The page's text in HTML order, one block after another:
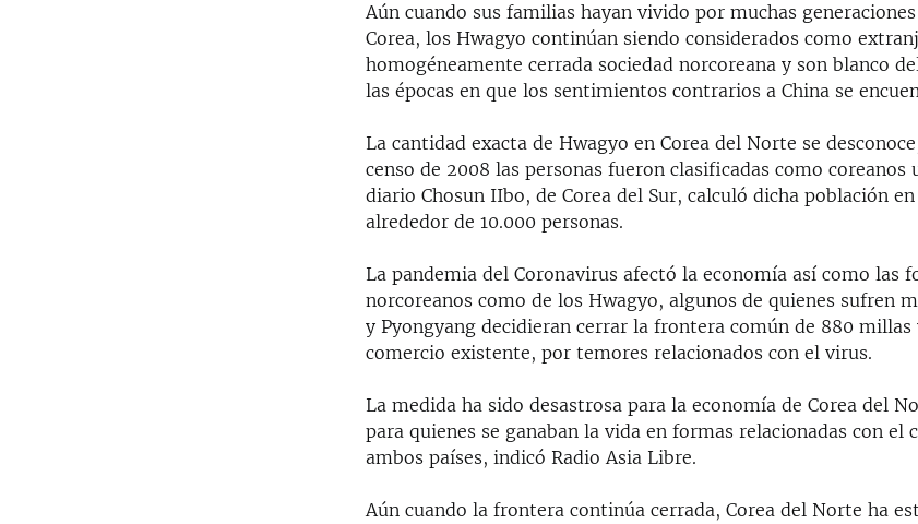
Aún cuando sus familias hayan vivido por muchas
Corea, los Hwagyo continúan siendo considerados como
homogéneamente cerrada sociedad norcoreana y son blanco
las épocas en que los sentimientos contrarios a China se
La cantidad exacta de Hwagyo en Corea del Norte se
censo de 2008 las personas fueron clasificadas como coreanos
diario Chosun IIbo, de Corea del Sur, calculó dicha población
alrededor de 10.000 personas.
La pandemia del Coronavirus afectó la economía así como las
norcoreanos como de los Hwagyo, algunos de quienes sufren
y Pyongyang decidieran cerrar la frontera común de 880
comercio existente, por temores relacionados con el virus.
La medida ha sido desastrosa para la economía de Corea del
para quienes se ganaban la vida en formas relacionadas con el
ambos países, indicó Radio Asia Libre.
Aún cuando la frontera continúa cerrada, Corea del Norte ha